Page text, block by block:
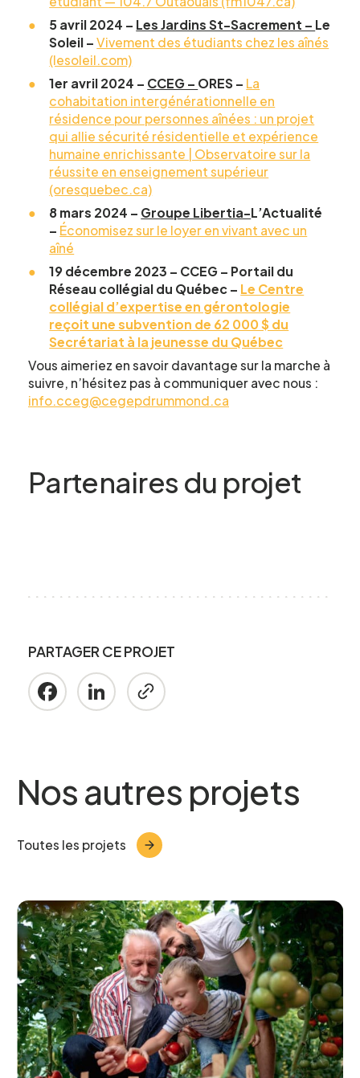
5 avril 2024 – Les Jardins St-Sacrement – Le
Soleil –Vivement des étudiants chez les aînés
(lesoleil.com)
1er avril 2024 – CCEG – ORES – La
cohabitation intergénérationnelle en
résidence pour personnes aînées : un projet
qui allie sécurité résidentielle et expérience
humaine enrichissante | Observatoire sur la
réussite en enseignement supérieur
(oresquebec.ca)
8 mars 2024 – Groupe Libertia-L’Actualité
– Économisez sur le loyer en vivant avec un
aîné
19 décembre 2023 – CCEG – Portail du
Réseau collégial du Québec – Le Centre
collégial d’expertise en gérontologie
reçoit une subvention de 62 000 $ du
Secrétariat à la jeunesse du Québec
Vous aimeriez en savoir davantage sur la marche à
suivre, n’hésitez pas à communiquer avec nous :
info.cceg@cegepdrummond.ca
Partenaires du projet
PARTAGER CE PROJET
Facebook
LinkedIn
Nos autres projets
Toutes les projets